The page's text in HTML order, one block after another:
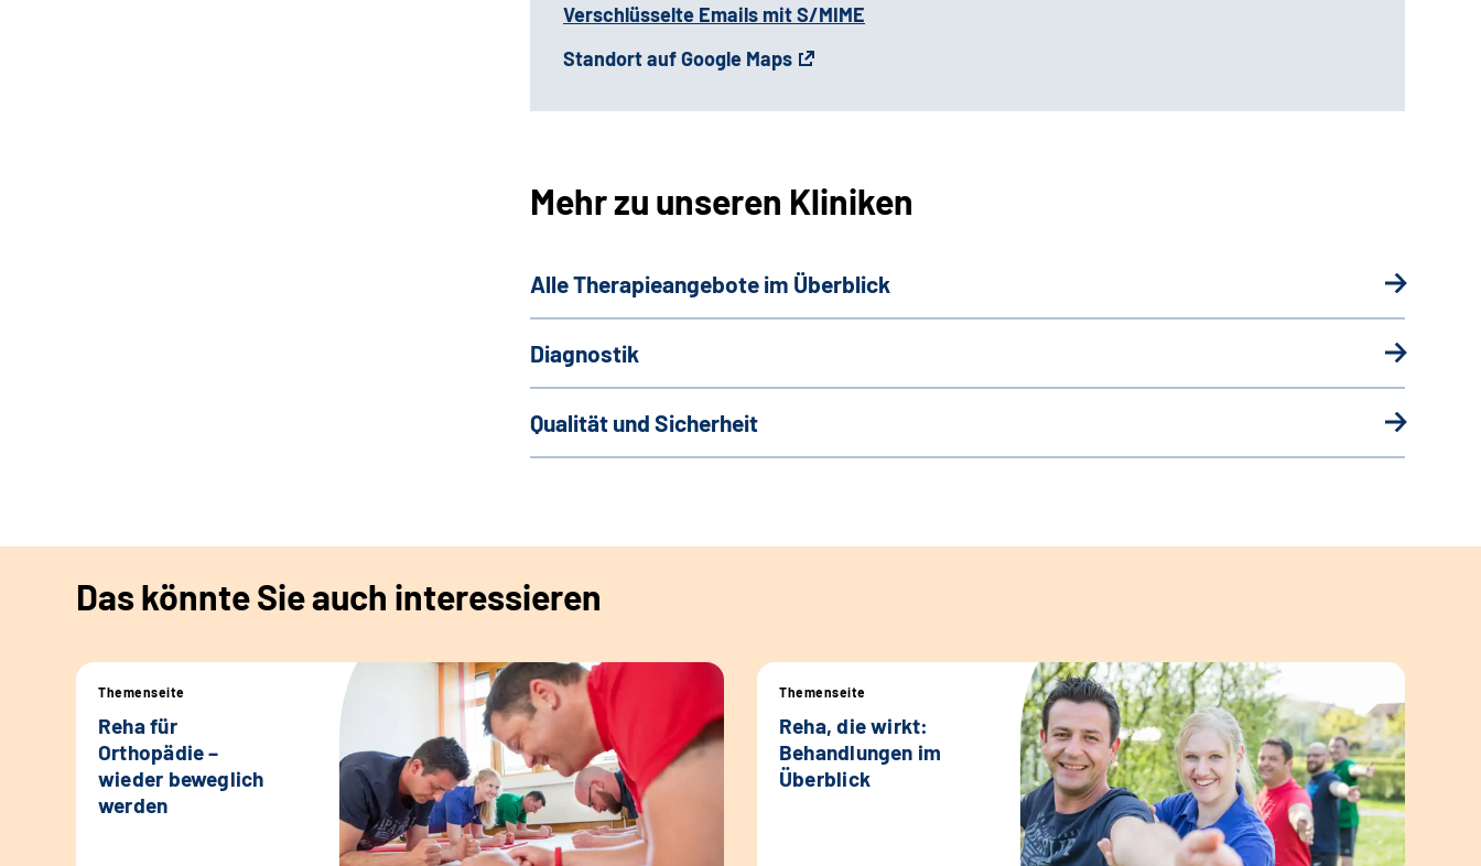
Verschlüsselte Emails mit S/MIME
Standort auf Google Maps
Mehr zu unseren Kliniken
Alle Therapieangebote im Überblick
Diagnostik
Qualität und Sicherheit
Das könnte Sie auch interessieren
Themenseite
Reha für
Orthopädie –
wieder beweglich
werden
Themenseite
Reha, die wirkt:
Behandlungen im
Überblick